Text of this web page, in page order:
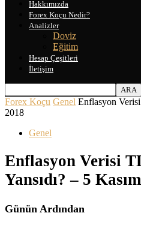
Hakkımızda
Forex Koçu Nedir?
Analizler
Doviz
Eğitim
Hesap Çeşitleri
İletişim
Forex Koçu Genel Enflasyon Verisi
2018
Genel
Enflasyon Verisi
Yansıdı? – 5
Günün Ardından